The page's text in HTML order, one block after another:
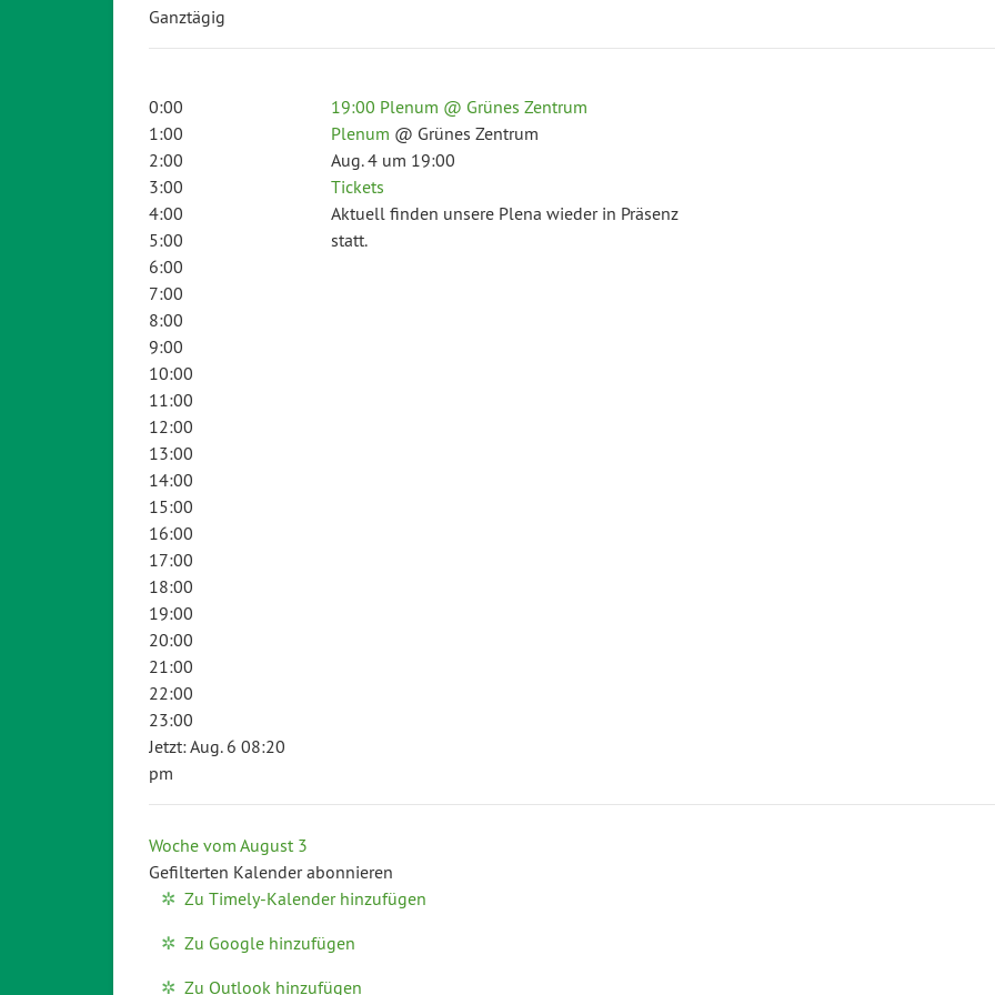
Ganztägig
0:00
1:00
2:00
3:00
4:00
5:00
6:00
7:00
8:00
9:00
10:00
11:00
12:00
13:00
14:00
15:00
16:00
17:00
18:00
19:00
20:00
21:00
22:00
23:00
Jetzt: Aug. 6 08:20
pm
19:00 Plenum @ Grünes Zentrum
Plenum @ Grünes Zentrum
Aug. 4 um 19:00
Tickets
Aktuell finden unsere Plena wieder in Präsenz
statt.
Woche vom August 3
Gefilterten Kalender abonnieren
Zu Timely-Kalender hinzufügen
Zu Google hinzufügen
Zu Outlook hinzufügen